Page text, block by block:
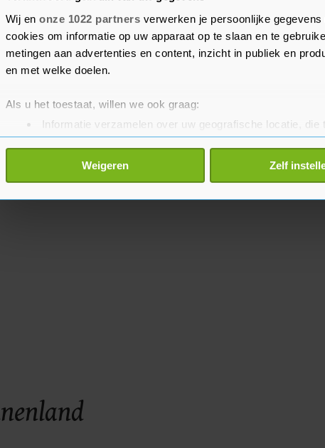
Wij en onze 1022 partners verwerken je persoonlijke
cookies om informatie op uw apparaat op te slaan en te
metingen aan advertenties en content, inzicht in publiek en
en met welke doelen.
Als u het toestaat, willen we ook graag:
Informatie verzamelen over uw geografische locatie,
Uw apparaat identificeren door het actief te scannen op
Lees meer over hoe uw persoonlijke gegevens worden
toestemming op elk moment wijzigen of intrekken in de
Weigeren Zelf
Het maken en verspreiden van dit soort
strafbaar.